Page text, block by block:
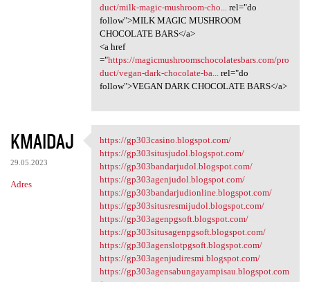
duct/milk-magic-mushroom-cho...
rel="do
follow">MILK MAGIC MUSHROOM
CHOCOLATE BARS</a>
<a href
="https://magicmushroomschocolatesbars.com/pro
duct/vegan-dark-chocolate-ba...
rel="do
follow">VEGAN DARK CHOCOLATE BARS</a>
KMAIDAJ
29.05.2023
Adres
https://gp303casino.blogspot
https://gp303casino.blogspot.com/
https://gp303situsjudol.blogspot.com/
https://gp303bandarjudol.blogspot.com/
https://gp303agenjudol.blogspot.com/
https://gp303bandarjudionline.blogspot.com/
https://gp303situsresmijudol.blogspot.com/
https://gp303agenpgsoft.blogspot.com/
https://gp303situsagenpgsoft.blogspot.com/
https://gp303agenslotpgsoft.blogspot.com/
https://gp303agenjudiresmi.blogspot.com/
https://gp303agensabungayampisau.blogspot.com